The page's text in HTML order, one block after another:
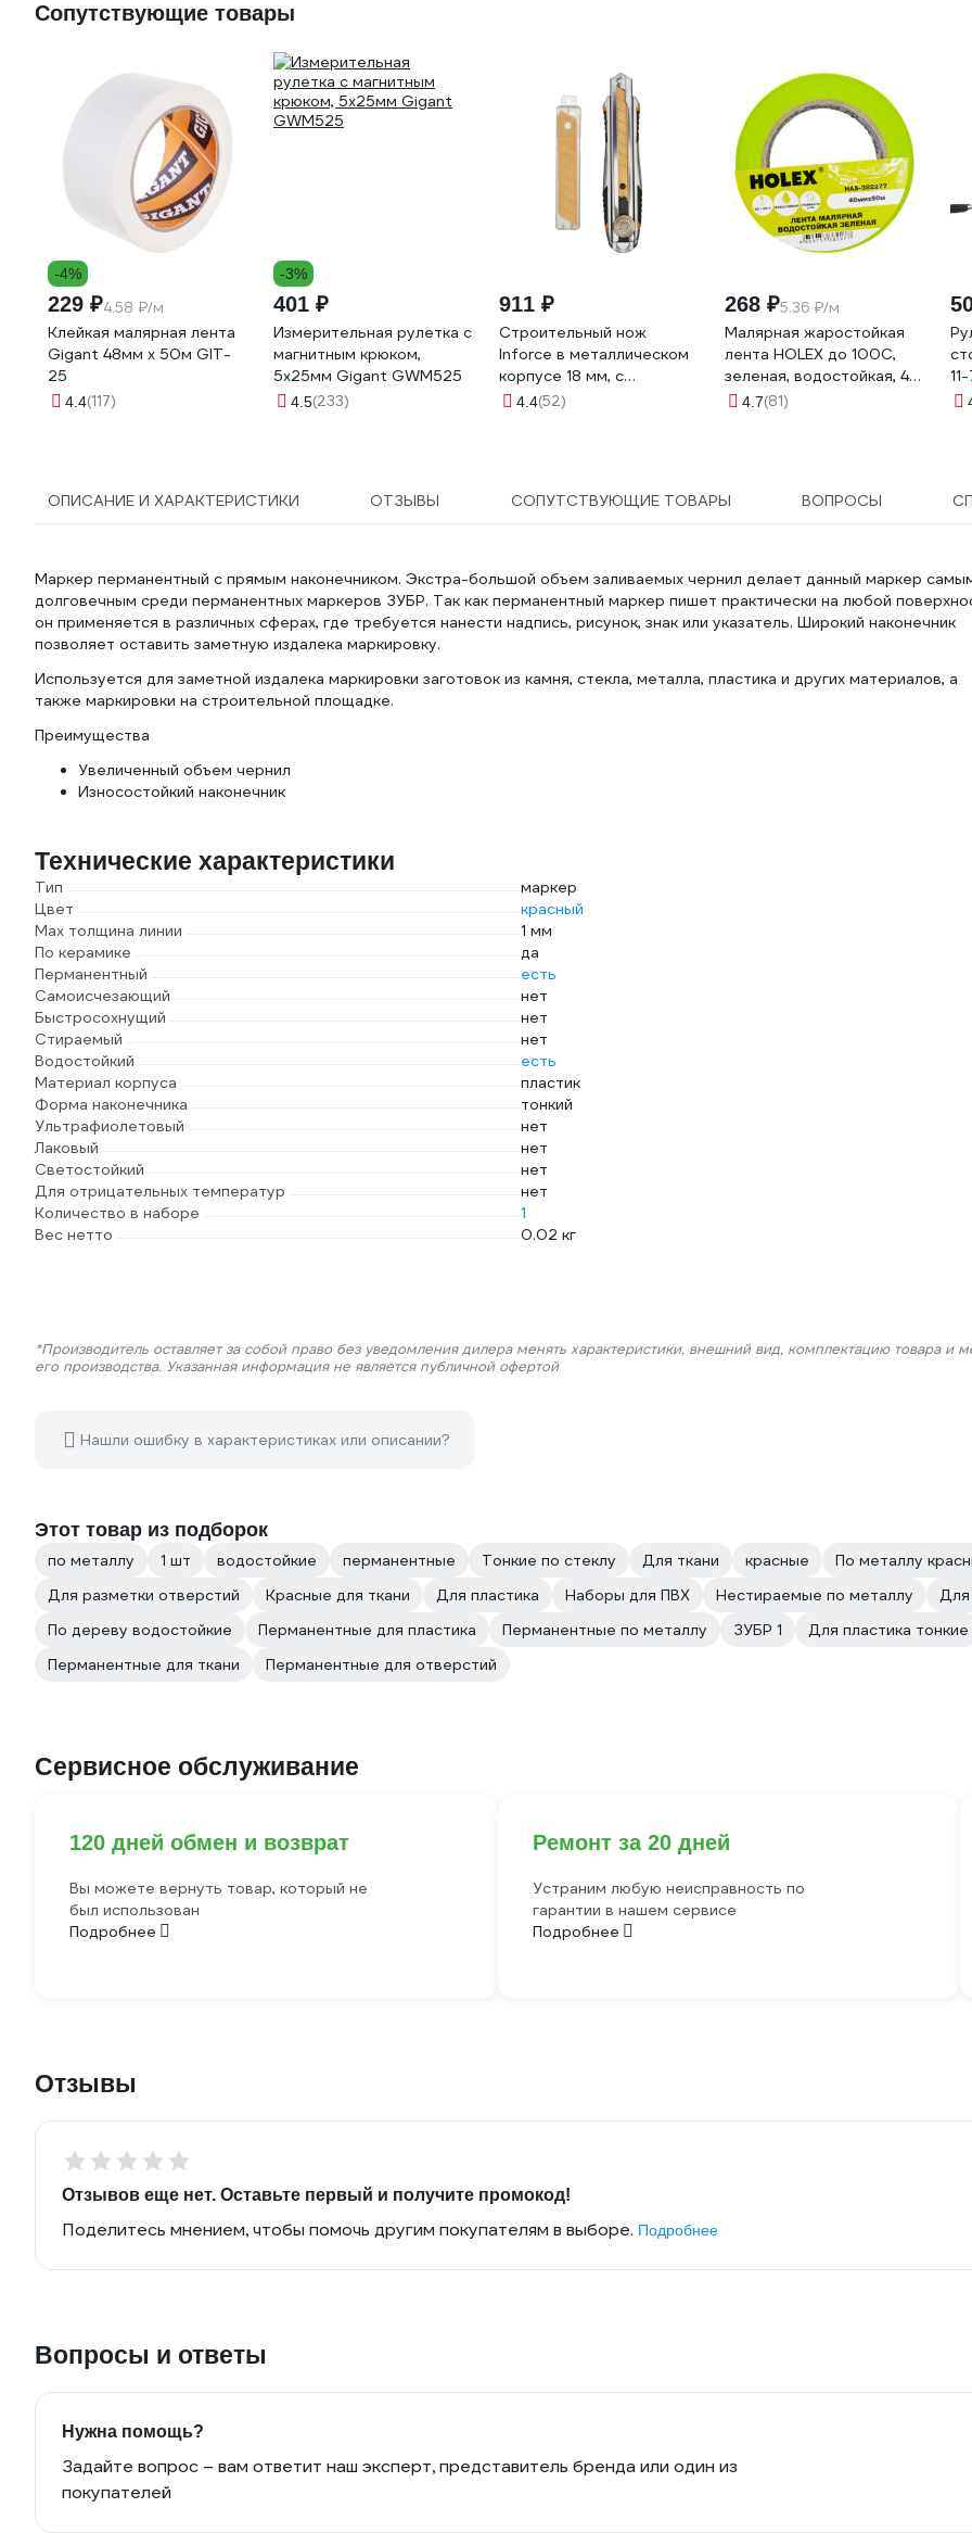
Сопутствующие товары
-4%
229 ₽4.58 ₽/м
Клейкая малярная лента
Gigant 48мм x 50м GIT-
25
4.4(117)
-3%
401 ₽
Измерительная рулетка с
магнитным крюком,
5x25мм Gigant GWM525
4.5(233)
911 ₽
Строительный нож
Inforce в металлическом
корпусе 18 мм, с
винтовым зажимом 06-
4.4(52)
268 ₽5.36 ₽/м
Малярная жаростойкая
лента HOLEX до 100С,
зеленая, водостойкая, 48
мм, 50 м HAS-382277
4.7(81)
ОПИСАНИЕ И ХАРАКТЕРИСТИКИ ОТЗЫВЫ СОПУТСТВУЮЩИЕ ТОВАРЫ ВОПРОСЫ
Маркер перманентный с прямым наконечником. Экстра-большой объем заливаемых чернил делает данный маркер
долговечным среди перманентных маркеров ЗУБР. Так как перманентный маркер пишет практически на любой
он применяется в различных сферах, где требуется нанести надпись, рисунок, знак или указатель. Широкий наконечник
позволяет оставить заметную издалека маркировку.
Используется для заметной издалека маркировки заготовок из камня, стекла, металла, пластика и других материалов, а
также маркировки на строительной площадке.
Преимущества
Увеличенный объем чернил
Износостойкий наконечник
Технические характеристики
Тип
маркер
Цвет
красный
Мах толщина линии
1 мм
По керамике
да
Перманентный
есть
Самоисчезающий
нет
Быстросохнущий
нет
Стираемый
нет
Водостойкий
есть
Материал корпуса
пластик
Форма наконечника
тонкий
Ультрафиолетовый
нет
Лаковый
нет
Светостойкий
нет
Для отрицательных температур
нет
Количество в наборе
1
Вес нетто
0.02 кг
*Производитель оставляет за собой право без уведомления дилера менять характеристики, внешний вид, комплектацию товара и
его производства. Указанная информация не является публичной офертой
Нашли ошибку в характеристиках или описании?
Этот товар из подборок
по металлу 1 шт водостойкие перманентные Тонкие по стеклу Для ткани красные
По металлу
Для разметки отверстий
Красные для ткани Для пластика Наборы для ПВХ Нестираемые по металлу
Для
По дереву водостойкие
Перманентные для пластика Перманентные по металлу ЗУБР 1
Для пластика тонкие
Перманентные для ткани
Перманентные для отверстий
Сервисное обслуживание
120 дней обмен и возврат
Вы можете вернуть товар, который не
был использован
Подробнее
Ремонт за 20 дней
Устраним любую неисправность по
гарантии в нашем сервисе
Подробнее
Отзывы
Отзывов еще нет. Оставьте первый и получите промокод!
Поделитесь мнением, чтобы помочь другим покупателям в выборе. Подробнее
Вопросы и ответы
Нужна помощь?
Задайте вопрос – вам ответит наш эксперт, представитель бренда или один из
покупателей